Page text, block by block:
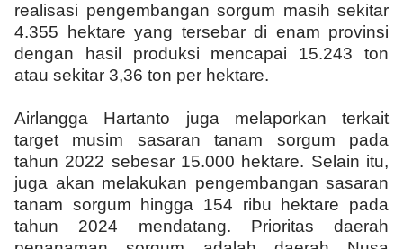
realisasi pengembangan sorgum masih sekitar
4.355 hektare yang tersebar di enam provinsi
dengan hasil produksi mencapai 15.243 ton
atau sekitar 3,36 ton per hektare.
Airlangga Hartanto juga melaporkan terkait
target musim sasaran tanam sorgum pada
tahun 2022 sebesar 15.000 hektare. Selain itu,
juga akan melakukan pengembangan sasaran
tanam sorgum hingga 154 ribu hektare pada
tahun 2024 mendatang. Prioritas daerah